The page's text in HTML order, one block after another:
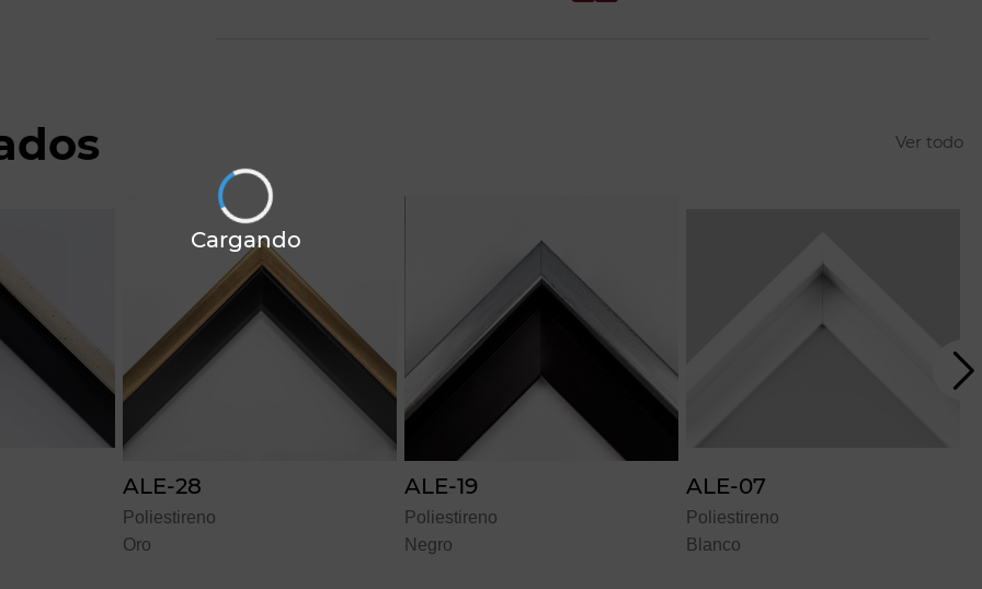
Ver todo
ALE-19
Poliestireno
ALE-07
Poliestireno
Blanco
ALE-20
Poliestireno
Plata
Cargando